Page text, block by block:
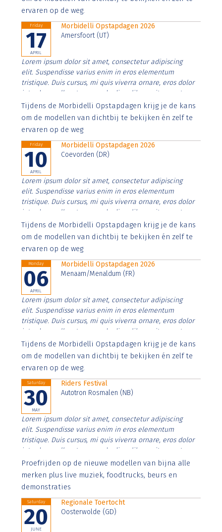
ervaren op de weg.
Friday
17
APRIL
Morbidelli Opstapdagen 2026
Amersfoort (UT)
Lorem ipsum dolor sit amet, consectetur adipiscing
elit. Suspendisse varius enim in eros elementum
tristique. Duis cursus, mi quis viverra ornare, eros dolor
interdum nulla, ut commodo diam libero vitae erat.
Aenean faucibus nibh et justo cursus id rutrum lorem
imperdiet. Nunc ut sem vitae risus tristique posuere.
Tijdens de Morbidelli Opstapdagen krijg je de kans
om de modellen van dichtbij te bekijken én zelf te
ervaren op de weg
Friday
10
APRIL
Morbidelli Opstapdagen 2026
Coevorden (DR)
Lorem ipsum dolor sit amet, consectetur adipiscing
elit. Suspendisse varius enim in eros elementum
tristique. Duis cursus, mi quis viverra ornare, eros dolor
interdum nulla, ut commodo diam libero vitae erat.
Aenean faucibus nibh et justo cursus id rutrum lorem
imperdiet. Nunc ut sem vitae risus tristique posuere.
Tijdens de Morbidelli Opstapdagen krijg je de kans
om de modellen van dichtbij te bekijken én zelf te
ervaren op de weg
Monday
06
APRIL
Morbidelli Opstapdagen 2026
Menaam/Menaldum (FR)
Lorem ipsum dolor sit amet, consectetur adipiscing
elit. Suspendisse varius enim in eros elementum
tristique. Duis cursus, mi quis viverra ornare, eros dolor
interdum nulla, ut commodo diam libero vitae erat.
Aenean faucibus nibh et justo cursus id rutrum lorem
imperdiet. Nunc ut sem vitae risus tristique posuere.
Tijdens de Morbidelli Opstapdagen krijg je de kans
om de modellen van dichtbij te bekijken én zelf te
ervaren op de weg.
Saturday
30
MAY
Riders Festival
Autotron Rosmalen (NB)
Lorem ipsum dolor sit amet, consectetur adipiscing
elit. Suspendisse varius enim in eros elementum
tristique. Duis cursus, mi quis viverra ornare, eros dolor
interdum nulla, ut commodo diam libero vitae erat.
Aenean faucibus nibh et justo cursus id rutrum lorem
imperdiet. Nunc ut sem vitae risus tristique posuere.
Proefrijden op de nieuwe modellen van bijna alle
merken plus live muziek, foodtrucks, beurs en
demonstraties
Saturday
20
JUNE
Regionale Toertocht
Oosterwolde (GD)